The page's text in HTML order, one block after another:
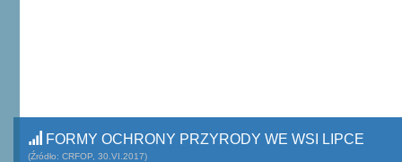
FORMY OCHRONY PRZYRODY WE WSI LIPCE
(Źródło: CRFOP, 30.VI.2017)